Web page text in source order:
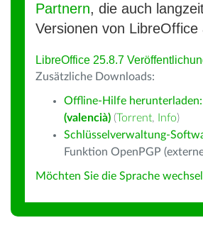
Partnern, die auch
Versionen von LibreOffice
LibreOffice 25.8.7
Zusätzliche Downloads:
Offline-Hilfe herunterladen:
(valencià) (Torrent, Info)
Schlüsselverwaltung-
Funktion OpenPGP
Möchten Sie die Sprache